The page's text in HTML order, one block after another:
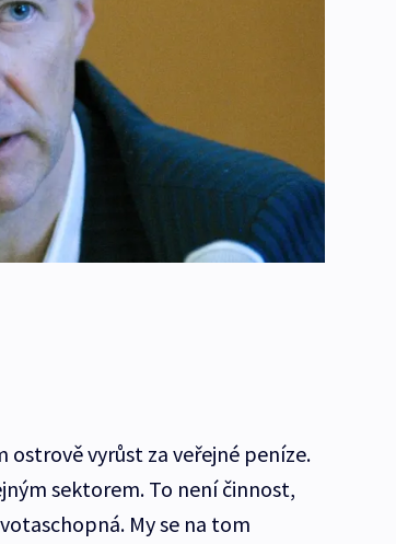
ostrově vyrůst za veřejné peníze.
sektorem. To není činnost,
My se na tom